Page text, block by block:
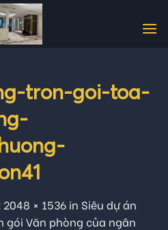
tron-goi-toa-
2048 × 1536 in Siêu dự án
gói Văn phòng của ngân